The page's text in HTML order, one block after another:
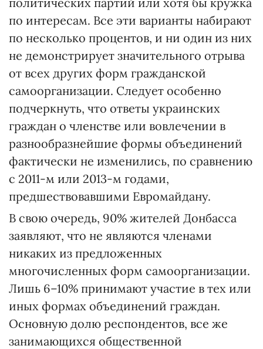
по интересам. Все эти варианты набирают
по несколько процентов, и ни один из них
не демонстрирует значительного отрыва
от всех других форм гражданской
самоорганизации. Следует особенно
подчеркнуть, что ответы украинских
граждан о членстве или вовлечении в
разнообразнейшие формы объединений
фактически не изменились, по сравнению
с 2011-м или 2013-м годами,
предшествовавшими Евромайдану.
В свою очередь, 90% жителей Донбасса
заявляют, что не являются членами
никаких из предложенных
многочисленных форм самоорганизации.
Лишь 6–10% принимают участие в тех или
иных формах объединений граждан.
Основную долю респондентов, все же
занимающихся общественной